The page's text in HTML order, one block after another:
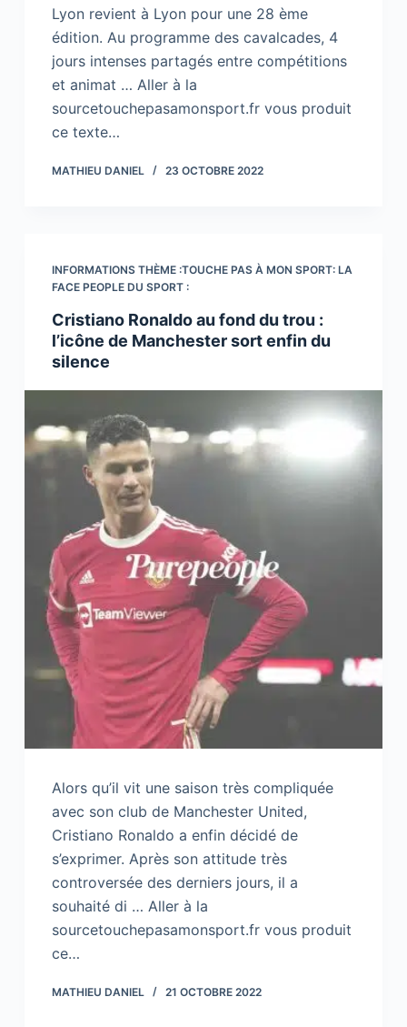
Lyon revient à Lyon pour une 28 ème
édition. Au programme des cavalcades, 4
jours intenses partagés entre compétitions
et animat … Aller à la
sourcetouchepasamonsport.fr vous produit
ce texte…
MATHIEU DANIEL 23 OCTOBRE 2022
INFORMATIONS THÈME :TOUCHE PAS À MON SPORT: LA
FACE PEOPLE DU SPORT :
Cristiano Ronaldo au fond du trou :
l’icône de Manchester sort enfin du
silence
Alors qu’il vit une saison très compliquée
avec son club de Manchester United,
Cristiano Ronaldo a enfin décidé de
s’exprimer. Après son attitude très
controversée des derniers jours, il a
souhaité di … Aller à la
sourcetouchepasamonsport.fr vous produit
ce…
MATHIEU DANIEL 21 OCTOBRE 2022